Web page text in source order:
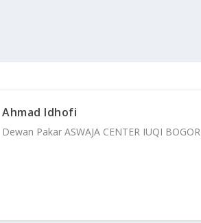
Ahmad Idhofi
Dewan Pakar ASWAJA CENTER IUQI BOGOR